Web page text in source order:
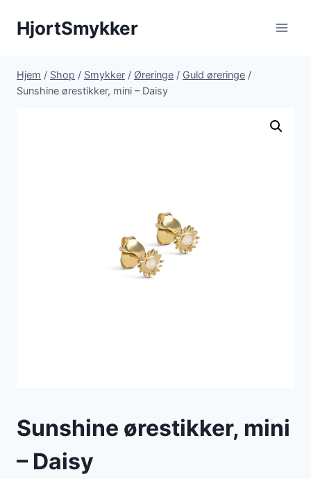
HjortSmykker
Hjem / Shop / Smykker / Øreringe / Guld øreringe /
Sunshine ørestikker, mini – Daisy
Sunshine ørestikker, mini
– Daisy